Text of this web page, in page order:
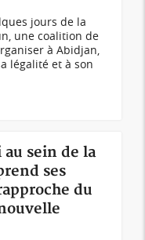
jours de la
une coalition de
à Abidjan,
légalité et à son
sein de la
ses
du